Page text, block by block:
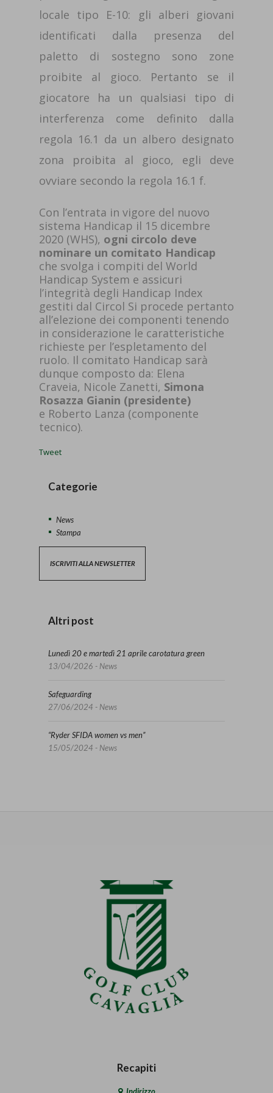
locale tipo E-10: gli alberi giovani
identificati dalla presenza del
paletto di sostegno sono zone
proibite al gioco. Pertanto se il
giocatore ha un qualsiasi tipo di
interferenza come definito dalla
regola 16.1 da un albero designato
zona proibita al gioco, egli deve
ovviare secondo la regola 16.1 f.
Con l’entrata in vigore del nuovo
sistema Handicap il 15 dicembre
2020 (WHS), ogni circolo deve
nominare un comitato Handicap
che svolga i compiti del World
Handicap System e assicuri
l’integrità degli Handicap Index
gestiti dal Circol Si procede pertanto
all’elezione dei componenti tenendo
in considerazione le caratteristiche
richieste per l’espletamento del
ruolo. Il comitato Handicap sarà
dunque composto da: Elena
Craveia, Nicole Zanetti, Simona
Rosazza Gianin (presidente)
e Roberto Lanza (componente
tecnico).
Tweet
Categorie
News
Stampa
ISCRIVITI ALLA NEWSLETTER
Altri post
Lunedì 20 e martedì 21 aprile carotatura green
13/04/2026 - News
Safeguarding
27/06/2024 - News
“Ryder SFIDA women vs men”
15/05/2024 - News
Recapiti